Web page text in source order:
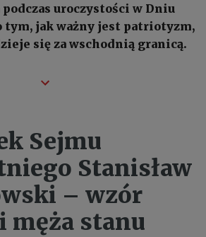
podczas uroczystości w Dniu
tym, jak ważny jest patriotyzm,
się za wschodnią granicą.
Sejmu
Stanisław
– wzór
męża stanu